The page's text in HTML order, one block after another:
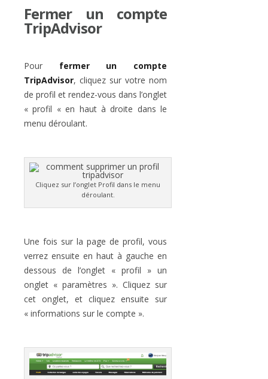
Fermer un compte
TripAdvisor
Pour fermer un compte
TripAdvisor, cliquez sur votre nom
de profil et rendez-vous dans l’onglet
« profil « en haut à droite dans le
menu déroulant.
Cliquez sur l’onglet Profil dans le menu
déroulant.
Une fois sur la page de profil, vous
verrez ensuite en haut à gauche en
dessous de l’onglet « profil » un
onglet « paramètres ». Cliquez sur
cet onglet, et cliquez ensuite sur
« informations sur le compte ».